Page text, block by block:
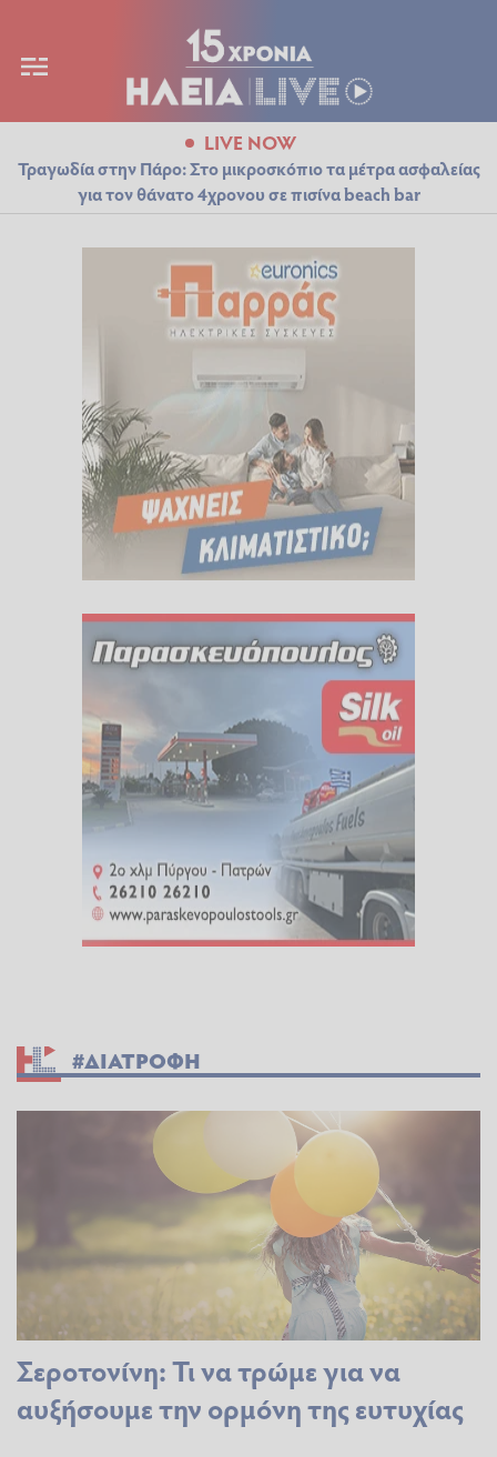
LIVE NOW
Τραγωδία στην Πάρο: Στο μικροσκόπιο τα μέτρα ασφαλείας
για τον θάνατο 4χρονου σε πισίνα beach bar
#ΔΙΑΤΡΟΦΗ
Σεροτονίνη: Τι να τρώμε για να
αυξήσουμε την ορμόνη της ευτυχίας